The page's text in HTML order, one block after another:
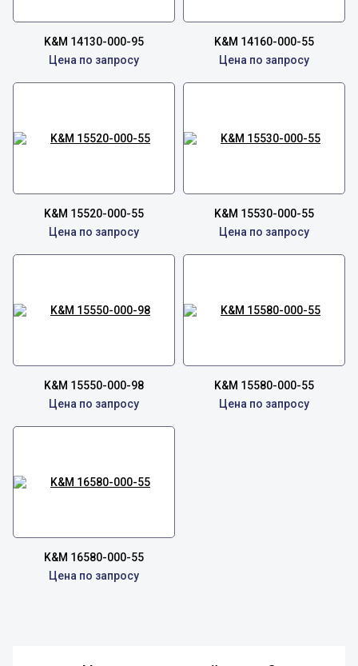
K&M 14130-000-95
Цена по запросу
K&M 14160-000-55
Цена по запросу
K&M 15520-000-55
Цена по запросу
K&M 15530-000-55
Цена по запросу
K&M 15550-000-98
Цена по запросу
K&M 15580-000-55
Цена по запросу
K&M 16580-000-55
Цена по запросу